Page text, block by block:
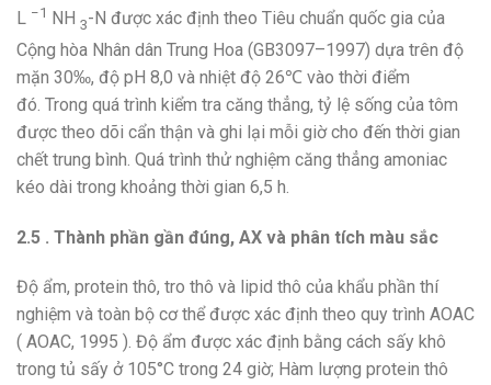
L −1 NH 3-N được xác định theo Tiêu chuẩn quốc gia của
Cộng hòa Nhân dân Trung Hoa (GB3097–1997) dựa trên độ
mặn 30‰, độ pH 8,0 và nhiệt độ 26℃ vào thời điểm
đó. Trong quá trình kiểm tra căng thẳng, tỷ lệ sống của tôm
được theo dõi cẩn thận và ghi lại mỗi giờ cho đến thời gian
chết trung bình. Quá trình thử nghiệm căng thẳng amoniac
kéo dài trong khoảng thời gian 6,5 h.
2.5 . Thành phần gần đúng, AX và phân tích màu sắc
Độ ẩm, protein thô, tro thô và lipid thô của khẩu phần thí
nghiệm và toàn bộ cơ thể được xác định theo quy trình AOAC
( AOAC, 1995 ). Độ ẩm được xác định bằng cách sấy khô
trong tủ sấy ở 105°C trong 24 giờ; Hàm lượng protein thô